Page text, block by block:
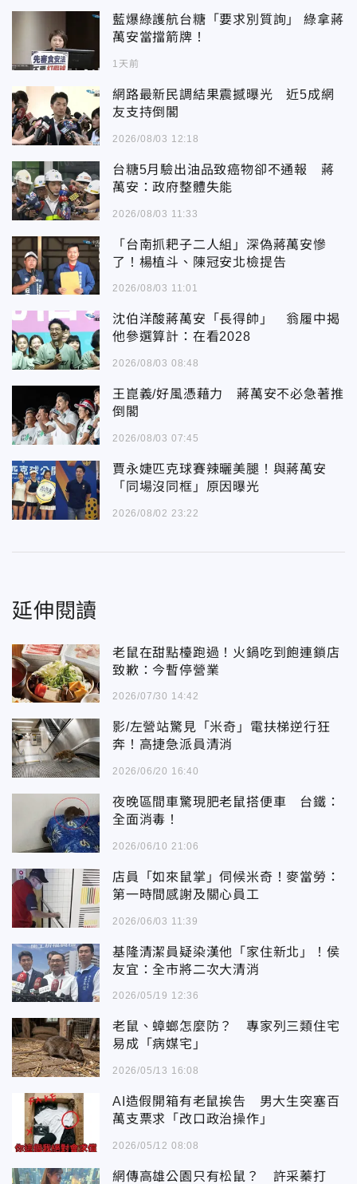
藍爆綠護航台糖「要求別質詢」 綠拿蔣
萬安當擋箭牌！
1天前
網路最新民調結果震撼曝光 近5成網
友支持倒閣
2026/08/03 12:18
台糖5月驗出油品致癌物卻不通報 蔣
萬安：政府整體失能
2026/08/03 11:33
「台南抓耙子二人組」深偽蔣萬安慘
了！楊植斗、陳冠安北檢提告
2026/08/03 11:01
沈伯洋酸蔣萬安「長得帥」 翁履中揭
他參選算計：在看2028
2026/08/03 08:48
王崑義/好風憑藉力 蔣萬安不必急著推
倒閣
2026/08/03 07:45
賈永婕匹克球賽辣曬美腿！與蔣萬安
「同場沒同框」原因曝光
2026/08/02 23:22
延伸閱讀
老鼠在甜點檯跑過！火鍋吃到飽連鎖店
致歉：今暫停營業
2026/07/30 14:42
影/左營站驚見「米奇」電扶梯逆行狂
奔！高捷急派員清消
2026/06/20 16:40
夜晚區間車驚現肥老鼠搭便車 台鐵：
全面消毒！
2026/06/10 21:06
店員「如來鼠掌」伺候米奇！麥當勞：
第一時間感謝及關心員工
2026/06/03 11:39
基隆清潔員疑染漢他「家住新北」！侯
友宜：全市將二次大清消
2026/05/19 12:36
老鼠、蟑螂怎麼防？ 專家列三類住宅
易成「病媒宅」
2026/05/13 16:08
AI造假開箱有老鼠挨告 男大生突塞百
萬支票求「改口政治操作」
2026/05/12 08:08
網傳高雄公園只有松鼠？ 許采蓁打